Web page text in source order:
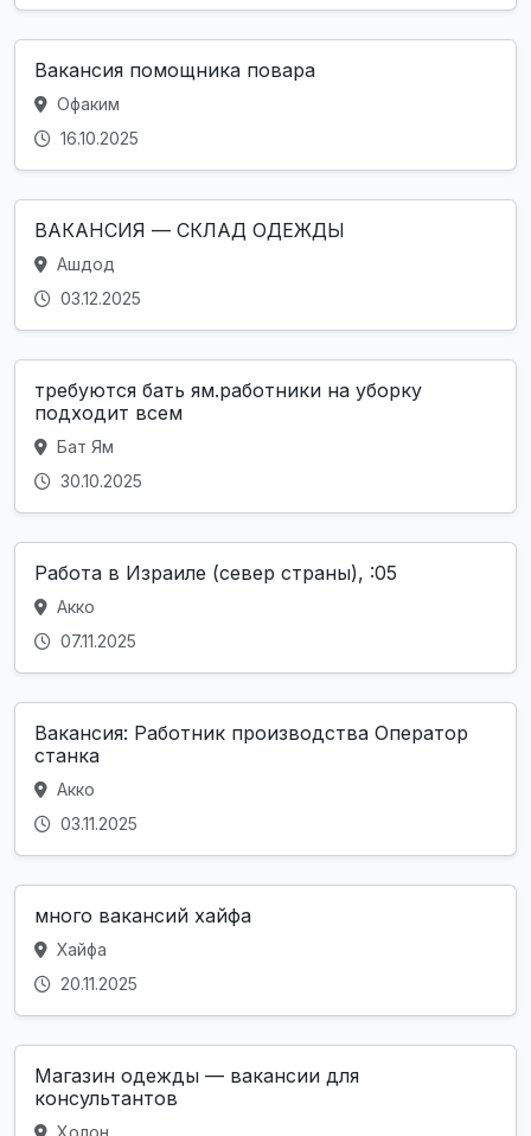
Вакансия помощника повара
Офаким
16.10.2025
ВАКАНСИЯ — СКЛАД ОДЕЖДЫ
Ашдод
03.12.2025
требуются бать ям.работники на уборку
подходит всем
Бат Ям
30.10.2025
Работа в Израиле (север страны), :05
Акко
07.11.2025
Вакансия: Работник производства Оператор
станка
Акко
03.11.2025
много вакансий хайфа
Хайфа
20.11.2025
Магазин одежды — вакансии для
консультантов